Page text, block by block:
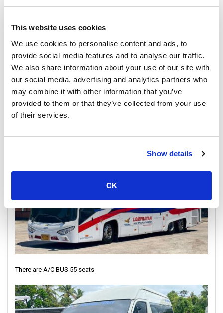
This website uses cookies
We use cookies to personalise content and ads, to
provide social media features and to analyse our traffic.
We also share information about your use of our site with
our social media, advertising and analytics partners who
may combine it with other information that you’ve
provided to them or that they’ve collected from your use
of their services.
Show details
OK
1,345 THBper person
Book
वाहन
There are A/C BUS 55 seats